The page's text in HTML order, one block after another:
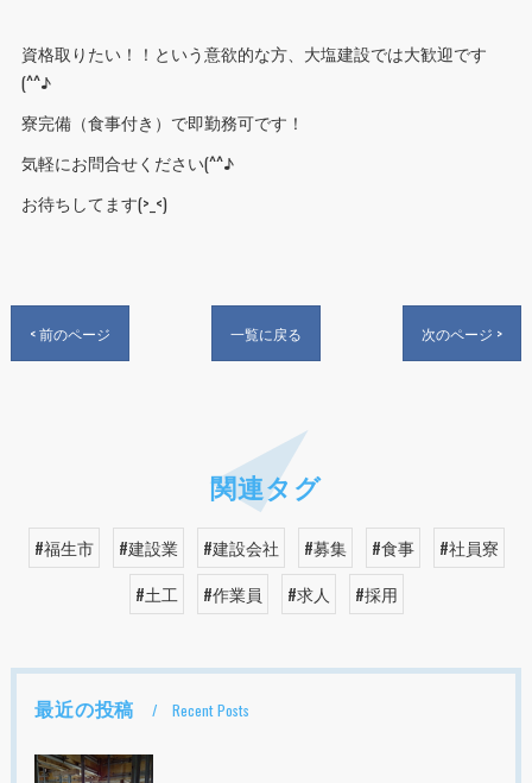
資格取りたい！！という意欲的な方、大塩建設では大歓迎です
(^^♪
寮完備（食事付き）で即勤務可です！
気軽にお問合せください(^^♪
お待ちしてます(>_<)
< 前のページ 一覧に戻る 次のページ >
関連タグ
#福生市 #建設業 #建設会社 #募集 #食事
#社員寮
#土工
#作業員 #求人 #採用
最近の投稿 Recent Posts